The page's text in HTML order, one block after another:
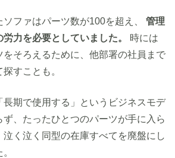
ファはパーツ数が100を超え、 管理
力を必要としていました。 時には
をそろえるために、他部署の社員まで
すことも。
長期で使用する」というビジネスモデ
ず、たったひとつのパーツが手に入ら
く泣く同型の在庫すべてを廃盤にし